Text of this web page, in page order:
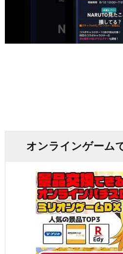
オンラインゲーム